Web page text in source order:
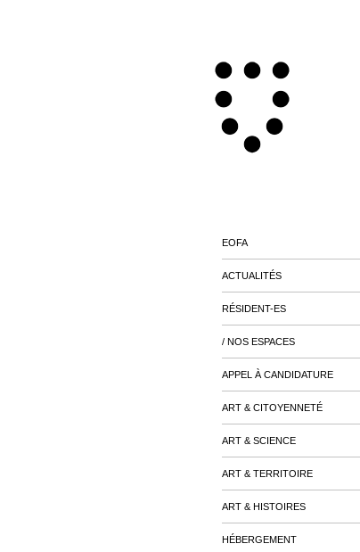
EOFA
ACTUALITÉS
RÉSIDENT-ES
/ NOS ESPACES
APPEL À CANDIDATURE
ART & CITOYENNETÉ
ART & SCIENCE
ART & TERRITOIRE
ART & HISTOIRES
HÉBERGEMENT